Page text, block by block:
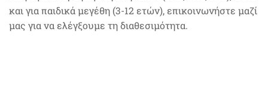
και για παιδικά μεγέθη (3-12 ετών), επικοινωνήστε μαζί
μας για να ελέγξουμε τη διαθεσιμότητα.